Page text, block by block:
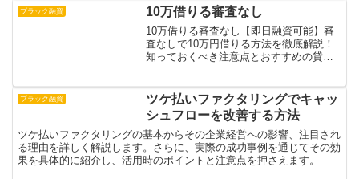
では、ブラックでも借入できる現実的な3
つの方法と、そ...
ブラック融資 10万借りる審査なし
10万借りる審査なし【即日融資可能】審
査なしで10万円借りる方法を徹底解説！
知っておくべき注意点とおすすめの貸付
説します。無審査をうたう違法な貸金業
者の危険性や、高金...
ブラック融資
ツケ払いファクタリングでキャッ
シュフローを改善する方法
ツケ払いファクタリングの基本からその企業経営への影響、注目され
る理由を詳しく解説します。さらに、実際の成功事例を通じてその効
果を具体的に紹介し、活用時のポイントと注意点を押さえます。